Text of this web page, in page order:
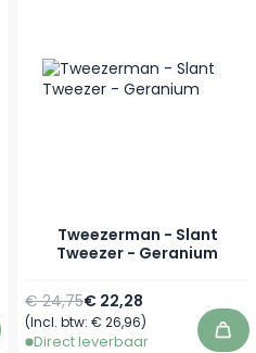
Tweezerman - Slant
Tweezer - Geranium
Speciale prijs
€ 22,28
Normale prijs
€ 24,75
(Incl. btw: € 26,96)
Direct leverbaar In